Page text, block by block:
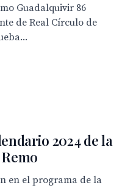
Guadalquivir 86
de Real Círculo de
2024 de la
en el programa de la